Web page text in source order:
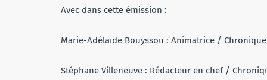
Avec dans cette émission :
Marie-Adélaïde Bouyssou : Animatrice /
Stéphane Villeneuve : Rédacteur en chef /